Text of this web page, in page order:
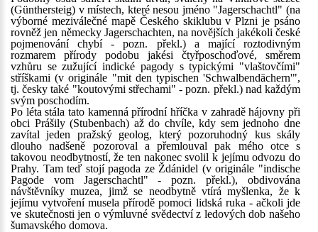
(Günthersteig) v místech, které nesou jméno "Jagerschachtl" (na
výborné meziválečné mapě Českého skiklubu v Plzni je psáno
rovněž jen německy Jagerschachten, na novějších jakékoli české
pojmenování chybí - pozn. překl.) a mající roztodivným
rozmarem přírody podobu jakési čtyřposchoďové, směrem
vzhůru se zužující indické pagody s typickými "vlaštovčími"
stříškami (v originále "mit den typischen 'Schwalbendächern'",
tj. česky také "koutovými střechami" - pozn. překl.) nad každým
svým poschodím.
Po léta stála tato kamenná přírodní hříčka v zahradě hájovny při
obci Prášily (Stubenbach) až do chvíle, kdy sem jednoho dne
zavítal jeden pražský geolog, který pozoruhodný kus skály
dlouho nadšeně pozoroval a přemlouval pak mého otce s
takovou neodbytností, že ten nakonec svolil k jejímu odvozu do
Prahy. Tam teď stojí pagoda ze Ždánidel (v originále "indische
Pagode vom Jagerschachtl" - pozn. překl.), obdivována
návštěvníky muzea, jimž se neodbytně vtírá myšlenka, že k
jejímu vytvoření musela přírodě pomoci lidská ruka - ačkoli jde
ve skutečnosti jen o výmluvné svědectví z ledových dob našeho
šumavského domova.